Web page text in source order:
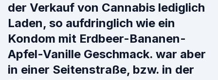
der Verkauf von Cannabis lediglich
Laden, so aufdringlich wie ein
Kondom mit Erdbeer-Bananen-
Apfel-Vanille Geschmack. war aber
in einer Seitenstraße, bzw. in der